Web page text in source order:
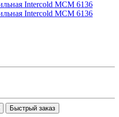
Быстрый заказ